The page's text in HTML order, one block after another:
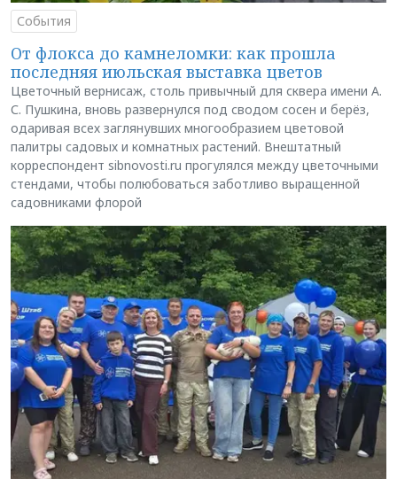
События
От флокса до камнеломки: как прошла
последняя июльская выставка цветов
Цветочный вернисаж, столь привычный для сквера имени А.
С. Пушкина, вновь развернулся под сводом сосен и берёз,
одаривая всех заглянувших многообразием цветовой
палитры садовых и комнатных растений. Внештатный
корреспондент sibnovosti.ru прогулялся между цветочными
стендами, чтобы полюбоваться заботливо выращенной
садовниками флорой